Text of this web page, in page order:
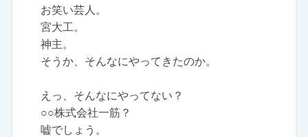
お笑い芸人。
宮大工。
神主。
そうか、そんなにやってきたのか。
えっ、そんなにやってない？
○○株式会社一筋？
嘘でしょう。